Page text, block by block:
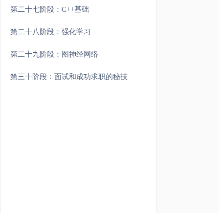
第二十七阶段：C++基础
第二十八阶段：强化学习
第二十九阶段：图神经网络
第三十阶段：面试和成功求职的秘技